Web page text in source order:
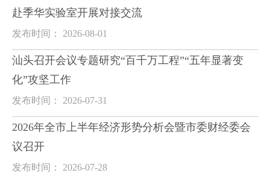
赴季华实验室开展对接交流
发布时间： 2026-08-01
汕头召开会议专题研究“百千万工程”“五年显著变
化”攻坚工作
发布时间： 2026-07-31
2026年全市上半年经济形势分析会暨市委财经委会
议召开
发布时间： 2026-07-28